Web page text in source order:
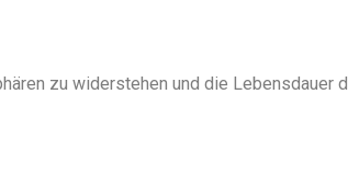
zu widerstehen und die Lebensdauer